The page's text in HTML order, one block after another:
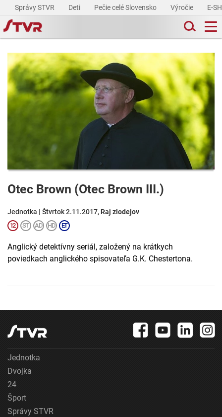
Správy STVR Deti Pečie celé Slovensko Výročie E-
Otec Brown (Otec Brown III.)
Jednotka | Štvrtok 2.11.2017, Raj zlodejov
Anglický detektívny seriál, založený na krátkych
poviedkach anglického spisovateľa G.K. Chestertona.
Jednotka
Dvojka
24
Šport
Správy STVR